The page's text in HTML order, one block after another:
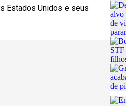
Estados Unidos e seus